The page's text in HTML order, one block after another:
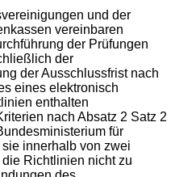
und der
vereinbaren
der Prüfungen
der
der Ausschlussfrist nach
eines elektronisch
enthalten
nach Absatz 2 Satz 2
für
innerhalb von zwei
Richtlinien nicht zu